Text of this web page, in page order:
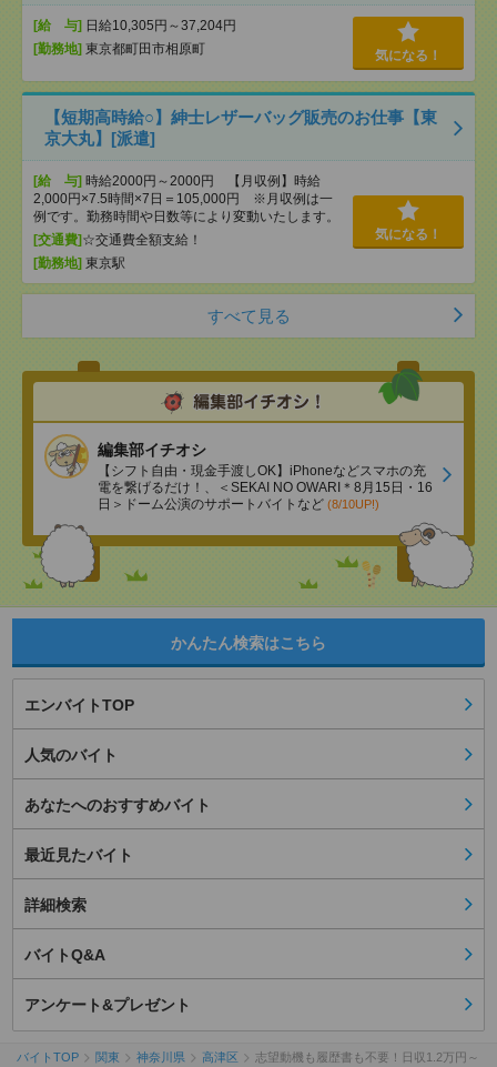
[給 与] 日給10,305円～37,204円
[勤務地] 東京都町田市相原町 気になる！
【短期高時給○】紳士レザーバッグ販売のお仕事【東
京大丸】[派遣]
[給 与] 時給2000円～2000円 【月収例】時給
2,000円×7.5時間×7日＝105,000円 ※月収例は一
例です。勤務時間や日数等により変動いたします。
[交通費] ☆交通費全額支給！
[勤務地] 東京駅
気になる！
すべて見る
編集部イチオシ
【シフト自由・現金手渡しOK】iPhoneなどスマホの充
電を繋げるだけ！、＜SEKAI NO OWARI＊8月15日・16
日＞ドーム公演のサポートバイトなど (8/10UP!)
かんたん検索はこちら
エンバイトTOP
人気のバイト
あなたへのおすすめバイト
最近見たバイト
詳細検索
バイトQ&A
アンケート&プレゼント
バイトTOP 関東 神奈川県 高津区 志望動機も履歴書も不要！日収1.2万円～